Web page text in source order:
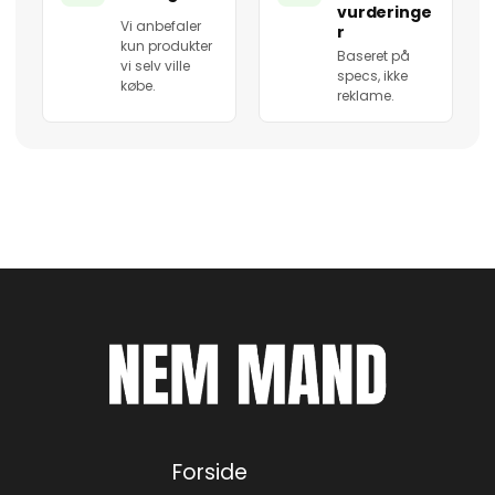
Vi anbefaler
kun produkter
vi selv ville
købe.
vurderinge
r
Baseret på
specs, ikke
reklame.
Forside